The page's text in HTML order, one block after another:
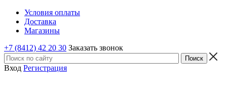
Условия оплаты
Доставка
Магазины
+7 (8412) 42 20 30 Заказать звонок
Вход Регистрация